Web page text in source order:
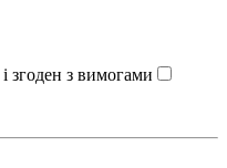
і згоден з вимогами